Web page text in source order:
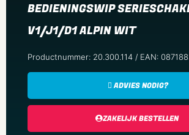
BEDIENINGSWIP
V1/J1/D1 ALPIN WIT
Productnummer: 20.300.114 / EAN:
ADVIES NODIG?
ZAKELIJK BESTELLEN